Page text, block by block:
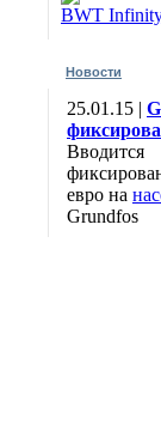
BWT
Новости
25.01.15 |
Вводится
евро на
Grundfos